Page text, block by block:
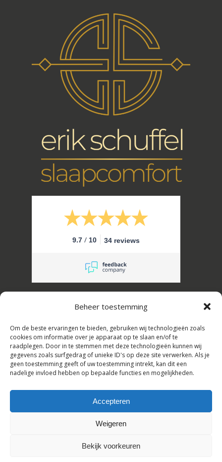
Beheer toestemming
Om de beste ervaringen te bieden, gebruiken wij technologieën zoals
cookies om informatie over je apparaat op te slaan en/of te
raadplegen. Door in te stemmen met deze technologieën kunnen wij
gegevens zoals surfgedrag of unieke ID's op deze site verwerken. Als je
geen toestemming geeft of uw toestemming intrekt, kan dit een
nadelige invloed hebben op bepaalde functies en mogelijkheden.
Accepteren
Weigeren
Bekijk voorkeuren
9.7 / 10 34 reviews
Erik Schuffel Slaapcomfort B.V.
Tel: +31(0)252-728108,
E-mail: info@erikschuffel.nl
KVK:82803730, BTW: NL862609720B01